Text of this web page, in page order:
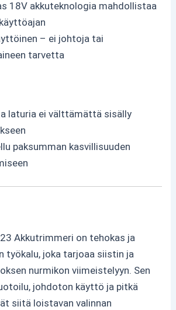
18V akkuteknologia mahdollistaa
– ei johtoja tai
tarvetta
laturia ei välttämättä sisälly
paksumman kasvillisuuden
Akkutrimmeri on tehokas ja
työkalu, joka tarjoaa siistin ja
nurmikon viimeistelyyn. Sen
johdoton käyttö ja pitkä
siitä loistavan valinnan